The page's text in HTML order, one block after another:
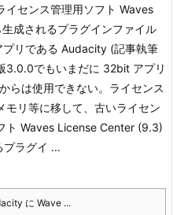
イセンス管理用ソフト Waves
成されるプラグインファイル
リである Audacity (記事執筆
3.0.0でもいまだに 32bit アプリ
らは使用できない。ライセンス
モリ等に移して、古いライセン
ト Waves License Center (9.3)
プラグイ ...
に Wave ...